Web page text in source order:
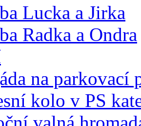
Lucka a Jirka
Radka a Ondra
na parkovací
kolo v PS